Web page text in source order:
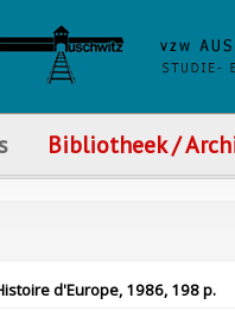
Bibliotheek /
d'Europe, 1986, 198 p.